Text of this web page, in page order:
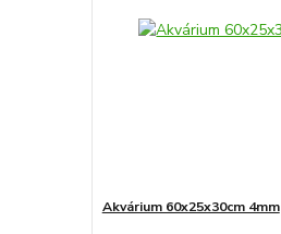
Akvárium 60x25x30cm 4mm